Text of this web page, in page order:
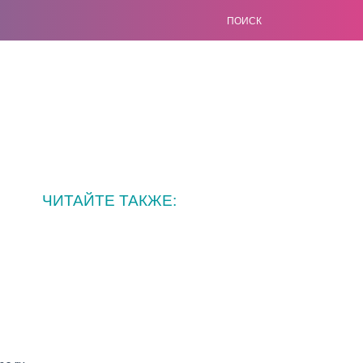
ПОИСК
ЧИТАЙТЕ ТАКЖЕ: